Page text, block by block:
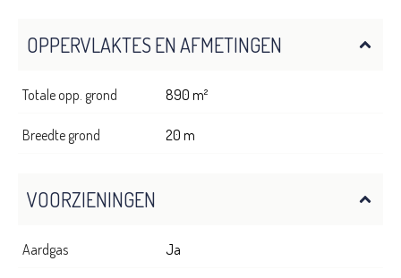
OPPERVLAKTES EN AFMETINGEN
Totale opp. grond 890 m²
Breedte grond 20 m
VOORZIENINGEN
Aardgas Ja